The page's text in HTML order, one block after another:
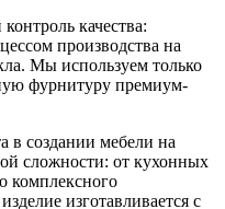
качества:
производства на
Мы используем только
фурнитуру премиум-
в создании мебели на
сложности: от кухонных
комплексного
изготавливается с